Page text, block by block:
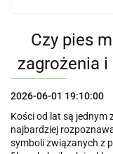
Czy pies
zagrożenia
2026-06-01 19:10:00
Kości od lat są jednym
najbardziej
symboli związanych z